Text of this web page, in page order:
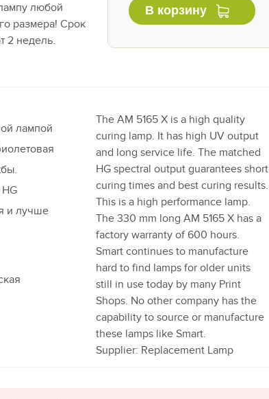
любой
размера! Срок
2 недель.
В корзину
лампой
и лучше
The AM 5165 X is a high quality
curing lamp. It has high UV output
and long service life. The matched
HG spectral output guarantees short
curing times and best curing results.
This is a high performance lamp.
The 330 mm long AM 5165 X has a
factory warranty of 600 hours.
Smart continues to manufacture
hard to find lamps for older units
still in use today by many Print
Shops. No other company has the
capability to source or manufacture
these lamps like Smart.
Supplier: Replacement Lamp